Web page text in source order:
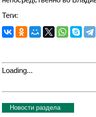
Теги:
Loading...
Новости раздела